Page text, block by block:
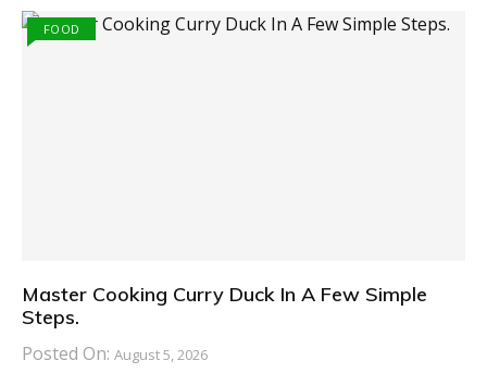
FOOD
Master Cooking Curry Duck In A Few Simple
Steps.
Posted On: August 5, 2026